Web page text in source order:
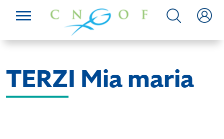
TERZI Mia maria